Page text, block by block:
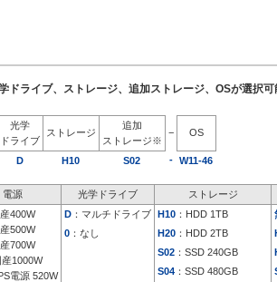
ドライブ、ストレージ、追加ストレージ、OSが選択可
光学
ドライブ
ストレージ
追加
ストレージ※
− OS
D H10 S02 - W11-46
電源 光学ドライブ ストレージ
産400W
産500W
産700W
産1000W
電源 520W
D ：マルチドライブ H10 ：HDD 1TB
0 ：なし H20 ：HDD 2TB
S02 ：SSD 240GB
S04 ：SSD 480GB